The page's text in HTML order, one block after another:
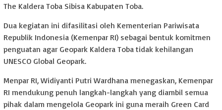
The Kaldera Toba Sibisa Kabupaten Toba.
Dua kegiatan ini difasilitasi oleh Kementerian Pariwisata
Republik Indonesia (Kemenpar RI) sebagai bentuk komitmen
penguatan agar Geopark Kaldera Toba tidak kehilangan
UNESCO Global Geopark.
Menpar RI, Widiyanti Putri Wardhana menegaskan, Kemenpar
RI mendukung penuh langkah-langkah yang diambil semua
pihak dalam mengelola Geopark ini guna meraih Green Card